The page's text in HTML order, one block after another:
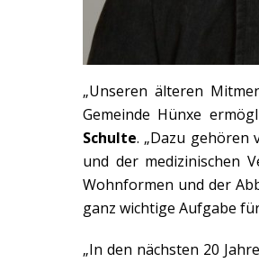
„Unseren älteren
Gemeinde Hünxe
Schulte. „Dazu gehören
und der medizinischen
Wohnformen und der
ganz wichtige Aufgabe
„In den nächsten 20